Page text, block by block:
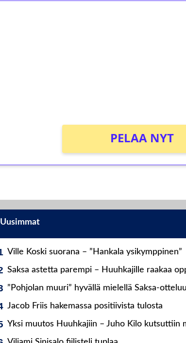
PELAA NYT
Uusimmat
Ville Koski suorana – ”Hankala ysikymppinen”
Saksa astetta parempi – Huuhkajille raakaa
”Pohjolan muuri” hyvällä mielellä Saksa-
Jacob Friis hakemassa positiivista tulosta
Yksi muutos Huuhkajiin – Juho Kilo kutsuttiin